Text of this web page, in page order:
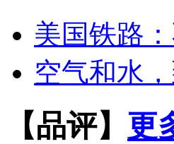
美国铁路
空气和水
【品评】 更